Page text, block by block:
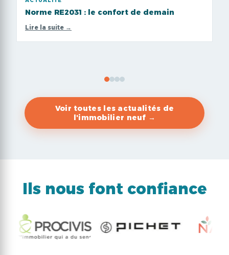
Norme RE2031 : le confort de demain
Lire la suite →
Voir toutes les actualités de
l'immobilier neuf →
Ils nous font confiance